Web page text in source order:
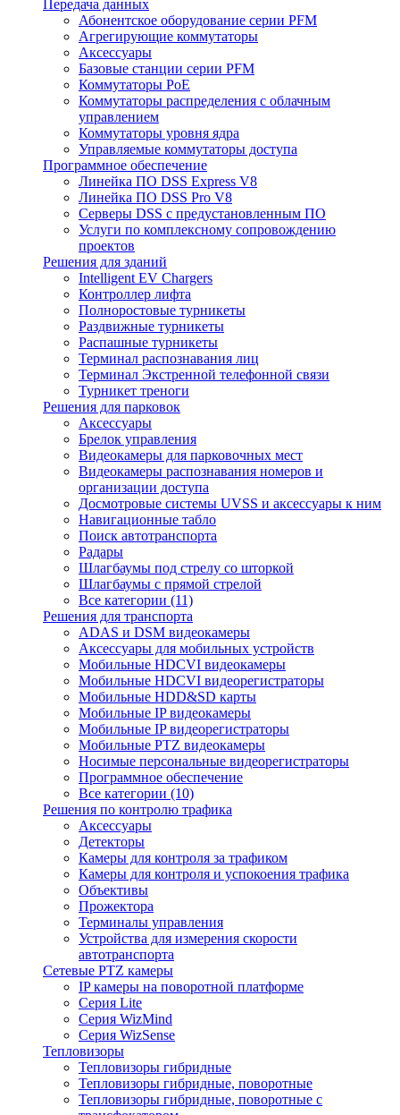
Передача данных
Абонентское оборудование серии PFM
Агрегирующие коммутаторы
Аксессуары
Базовые станции серии PFM
Коммутаторы PoE
Коммутаторы распределения с облачным
управлением
Коммутаторы уровня ядра
Управляемые коммутаторы доступа
Программное обеспечение
Линейка ПО DSS Express V8
Линейка ПО DSS Pro V8
Серверы DSS с предустановленным ПО
Услуги по комплексному сопровождению
проектов
Решения для зданий
Intelligent EV Chargers
Контроллер лифта
Полноростовые турникеты
Раздвижные турникеты
Распашные турникеты
Терминал распознавания лиц
Терминал Экстренной телефонной связи
Турникет треноги
Решения для парковок
Аксессуары
Брелок управления
Видеокамеры для парковочных мест
Видеокамеры распознавания номеров и
организации доступа
Досмотровые системы UVSS и аксессуары к ним
Навигационные табло
Поиск автотранспорта
Радары
Шлагбаумы под стрелу со шторкой
Шлагбаумы с прямой стрелой
Все категории (11)
Решения для транспорта
ADAS и DSM видеокамеры
Аксессуары для мобильных устройств
Мобильные HDCVI видеокамеры
Мобильные HDCVI видеорегистраторы
Мобильные HDD&SD карты
Мобильные IP видеокамеры
Мобильные IP видеорегистраторы
Мобильные PTZ видеокамеры
Носимые персональные видеорегистраторы
Программное обеспечение
Все категории (10)
Решения по контролю трафика
Аксессуары
Детекторы
Камеры для контроля за трафиком
Камеры для контроля и успокоения трафика
Объективы
Прожектора
Терминалы управления
Устройства для измерения скорости
автотранспорта
Сетевые PTZ камеры
IP камеры на поворотной платформе
Серия Lite
Серия WizMind
Серия WizSense
Тепловизоры
Тепловизоры гибридные
Тепловизоры гибридные, поворотные
Тепловизоры гибридные, поворотные с